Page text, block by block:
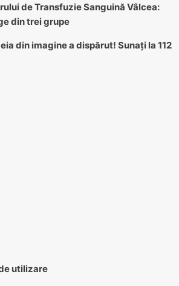
de Transfuzie Sanguină Vâlcea:
din trei grupe
din imagine a dispărut! Sunați la 112
utilizare